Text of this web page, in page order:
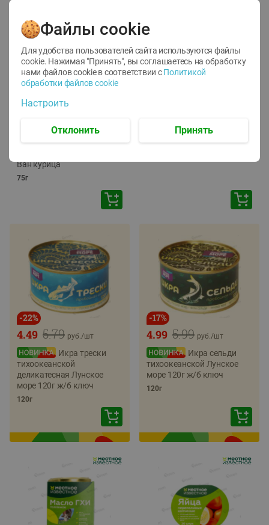
12
1.05 руб./
руб./шт
Корм влаж. для кош. с
Ван курица
75г
ТОФУ Vegetus ТВЕРДЫЙ
-22%
5.79
4.49 руб./шт
Икра трески
тихоокеанской
деликатесная Лунское
море 120г ж/б ключ
120г
-17%
5.99
4.99 руб./шт
Икра сельди
тихоокеанской Лунское
море 120г ж/б ключ
120г
Файлы cookie
Для удобства пользователей сайта используются файлы
cookie. Нажимая "Принять", вы соглашаетесь на обработку
нами файлов cookie в соответствии с Политикой
обработки файлов cookie
Настроить
Отклонить Принять